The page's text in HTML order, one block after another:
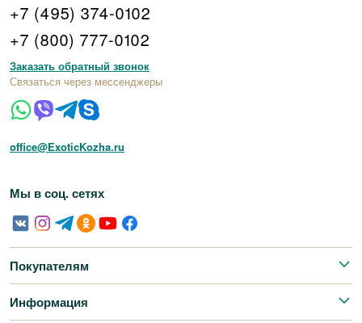
+7 (495) 374-0102
+7 (800) 777-0102
Заказать обратный звонок
Связаться через мессенджеры
office@ExoticKozha.ru
Мы в соц. сетях
Покупателям
Информация